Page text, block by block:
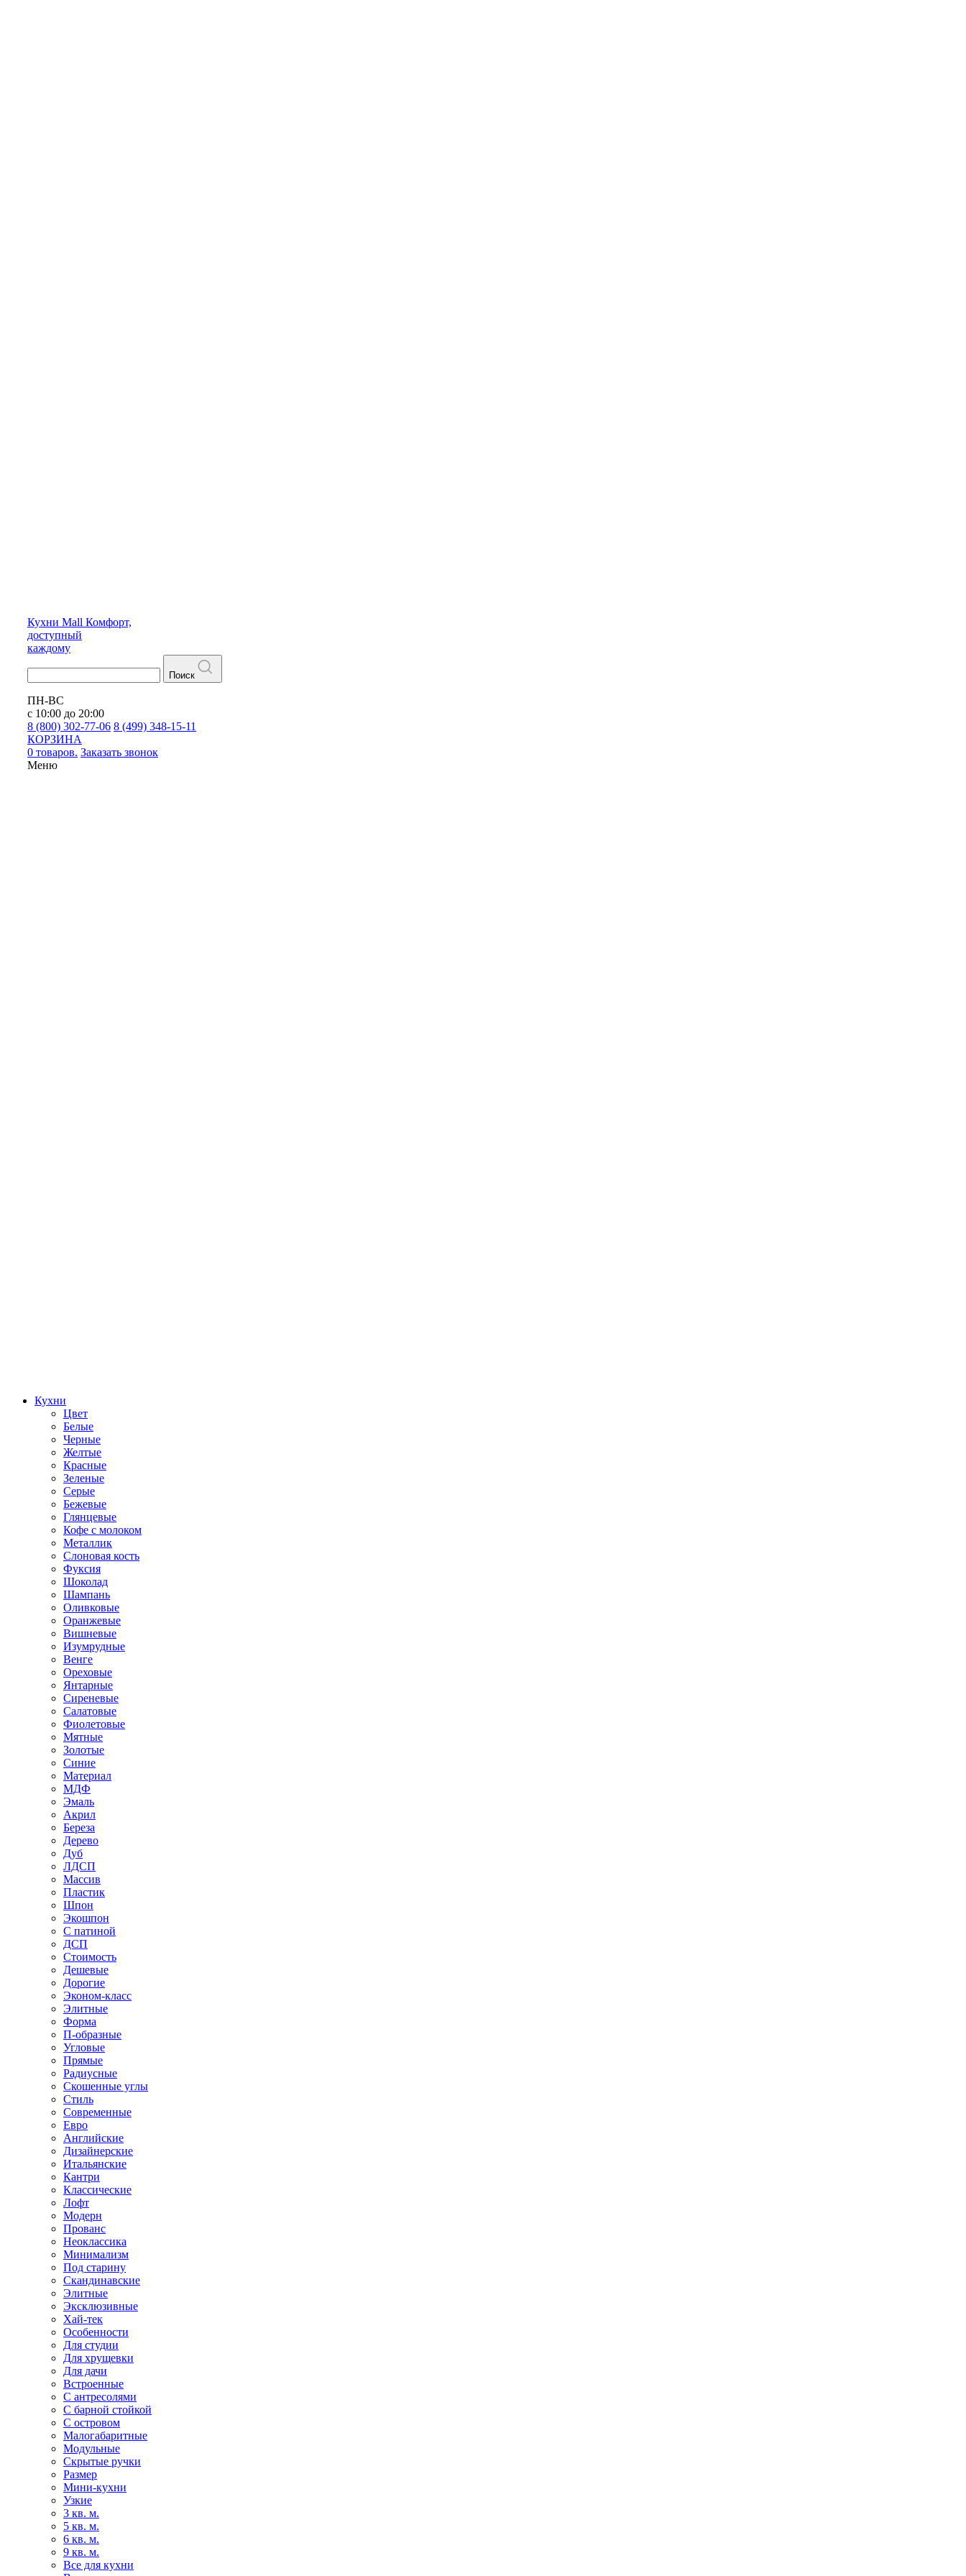
Кухни Mall Комфорт,
доступный
каждому
Поиск
ПН-ВС
с 10:00 до 20:00
8 (800) 302-77-06 8 (499) 348-15-11
КОРЗИНА
0 товаров. Заказать звонок
Меню
Кухни
Цвет
Белые
Черные
Желтые
Красные
Зеленые
Серые
Бежевые
Глянцевые
Кофе с молоком
Металлик
Слоновая кость
Фуксия
Шоколад
Шампань
Оливковые
Оранжевые
Вишневые
Изумрудные
Венге
Ореховые
Янтарные
Сиреневые
Салатовые
Фиолетовые
Мятные
Золотые
Синие
Материал
МДФ
Эмаль
Акрил
Береза
Дерево
Дуб
ЛДСП
Массив
Пластик
Шпон
Экошпон
С патиной
ДСП
Стоимость
Дешевые
Дорогие
Эконом-класс
Элитные
Форма
П-образные
Угловые
Прямые
Радиусные
Скошенные углы
Стиль
Современные
Евро
Английские
Дизайнерские
Итальянские
Кантри
Классические
Лофт
Модерн
Прованс
Неоклассика
Минимализм
Под старину
Скандинавские
Элитные
Эксклюзивные
Хай-тек
Особенности
Для студии
Для хрущевки
Для дачи
Встроенные
С антресолями
С барной стойкой
С островом
Малогабаритные
Модульные
Скрытые ручки
Размер
Мини-кухни
Узкие
3 кв. м.
5 кв. м.
6 кв. м.
9 кв. м.
Все для кухни